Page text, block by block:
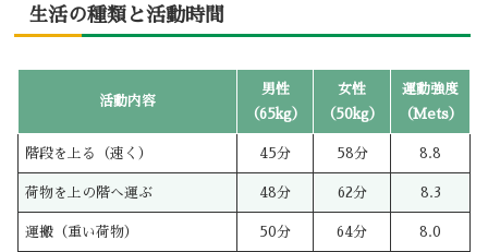
生活の種類と活動時間
活動内容
男性
（65kg）
女性
（50kg）
運動強度
（Mets）
階段を上る（速く） 45分 58分 8.8
荷物を上の階へ運ぶ 48分 62分 8.3
運搬（重い荷物） 50分 64分 8.0